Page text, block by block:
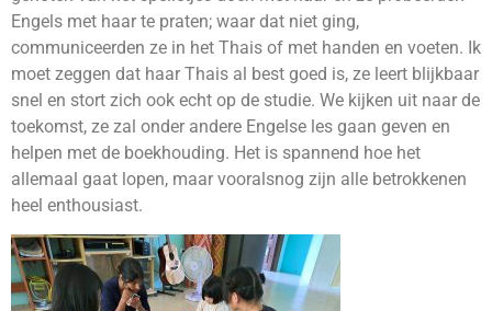
Engels met haar te praten; waar dat niet ging,
communiceerden ze in het Thais of met handen en voeten. Ik
moet zeggen dat haar Thais al best goed is, ze leert blijkbaar
snel en stort zich ook echt op de studie. We kijken uit naar de
toekomst, ze zal onder andere Engelse les gaan geven en
helpen met de boekhouding. Het is spannend hoe het
allemaal gaat lopen, maar vooralsnog zijn alle betrokkenen
heel enthousiast.